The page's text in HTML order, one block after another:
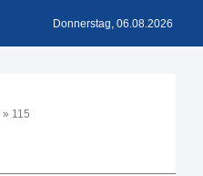
Donnerstag, 06.08.2026
» 115